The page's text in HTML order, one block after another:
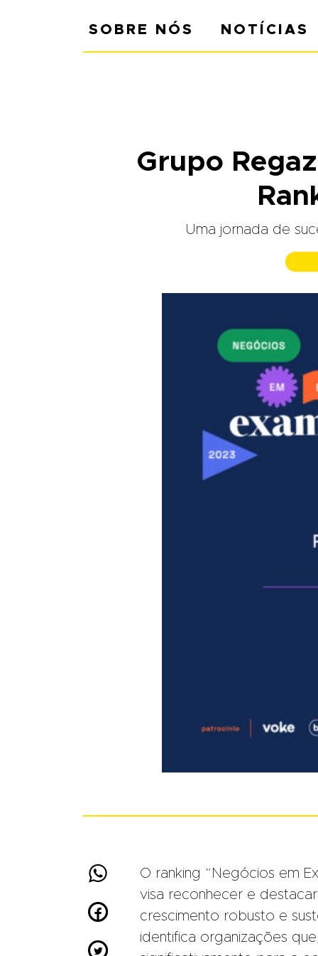
SOBRE NÓS NOTÍCIAS
Grupo
Uma jornada de



O ranking “Negócios em
visa reconhecer e
crescimento robusto e
identifica organizações